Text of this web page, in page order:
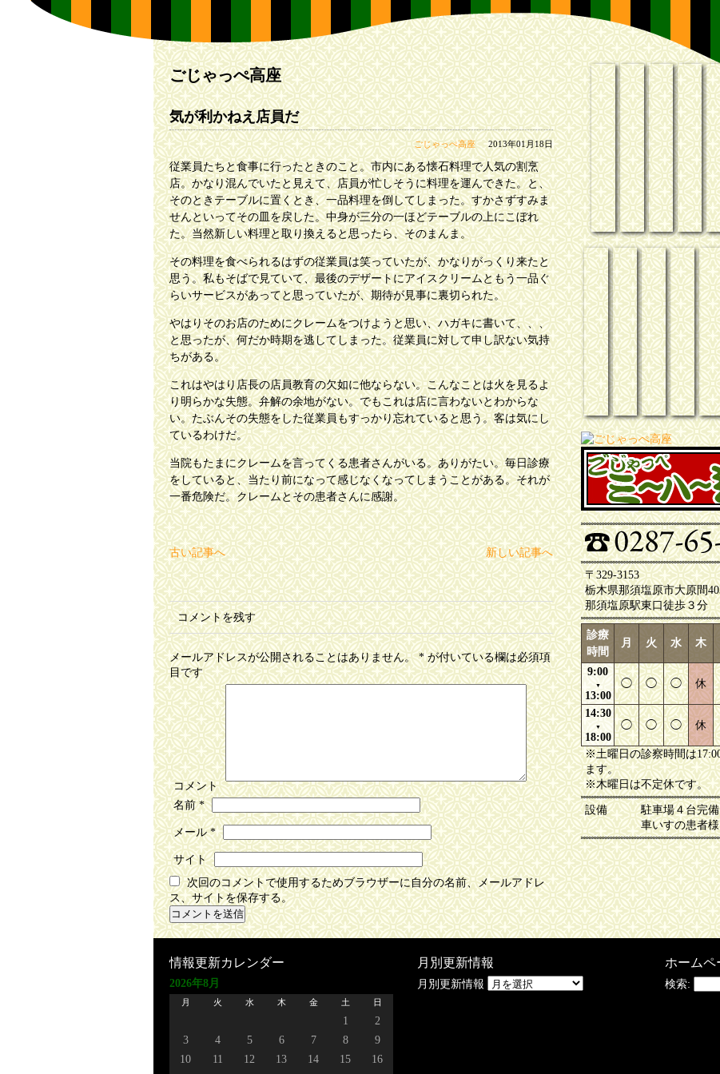
院内
看板につ
か歯ら板ライ
アクセスマップ
寄
楽屋帳
落語音源
小噺千集
歴代来演噺家
〒329-3153
栃木県那須塩原市大原間
那須塩原駅東口徒歩３分
診療
時間
月 火 水 木
9:00
▼
13:00
◯ ◯ ◯ 休
14:30
▼
18:00
◯ ◯ ◯ 休
※土曜日の診察時間は
ます。
※木曜日は不定休です。
設備
駐車場４台完備
車いすの患者
ごじゃっぺ高座
気が利かねえ店員だ
2013年01月18日
ごじゃっぺ高座
従業員たちと食事に行ったときのこと。市内にある懐石料理で人気の割烹
店。かなり混んでいたと見えて、店員が忙しそうに料理を運んできた。と、
そのときテーブルに置くとき、一品料理を倒してしまった。すかさずすみま
せんといってその皿を戻した。中身が三分の一ほどテーブルの上にこぼれ
た。当然新しい料理と取り換えると思ったら、そのまんま。
その料理を食べられるはずの従業員は笑っていたが、かなりがっくり来たと
思う。私もそばで見ていて、最後のデザートにアイスクリームともう一品ぐ
らいサービスがあってと思っていたが、期待が見事に裏切られた。
やはりそのお店のためにクレームをつけようと思い、ハガキに書いて、、、
と思ったが、何だか時期を逃してしまった。従業員に対して申し訳ない気持
ちがある。
これはやはり店長の店員教育の欠如に他ならない。こんなことは火を見るよ
り明らかな失態。弁解の余地がない。でもこれは店に言わないとわからな
い。たぶんその失態をした従業員もすっかり忘れていると思う。客は気にし
ているわけだ。
当院もたまにクレームを言ってくる患者さんがいる。ありがたい。毎日診療
をしていると、当たり前になって感じなくなってしまうことがある。それが
一番危険だ。クレームとその患者さんに感謝。
古い記事へ 新しい記事へ
コメントを残す
メールアドレスが公開されることはありません。 *が付いている欄は必須項
目です
コメント
名前*
メール*
サイト
次回のコメントで使用するためブラウザーに自分の名前、メールアドレ
ス、サイトを保存する。
情報更新カレンダー
2026年8月
月 火 水 木 金 土 日
1
2
3
4 5 6 7 8
9
10
11 12 13 14 15
16
月別更新情報
月別更新情報
ホームペ
検索: